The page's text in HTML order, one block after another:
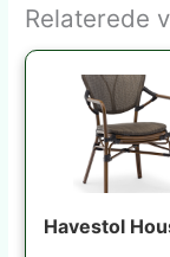
Relaterede